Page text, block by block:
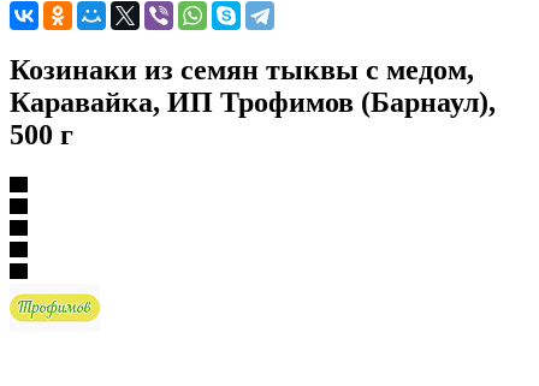
Козинаки из семян тыквы с медом,
Каравайка, ИП Трофимов (Барнаул),
500 г